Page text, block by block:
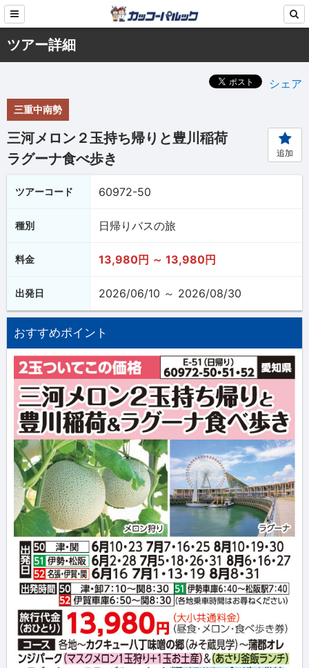
ツアー詳細
シェア
三重中南勢
三河メロン２玉持ち帰りと豊川稲荷
ラグーナ食べ歩き
追加
ツアーコード 60972-50
種別 日帰りバスの旅
料金 13,980円 ～ 13,980円
出発日 2026/06/10 ～ 2026/08/30
おすすめポイント